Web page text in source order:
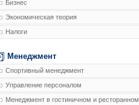
Бизнес
Экономическая теория
Налоги
Менеджмент
Спортивный менеджмент
Управление персоналом
Менеджмент в гостиничном и ресторанном